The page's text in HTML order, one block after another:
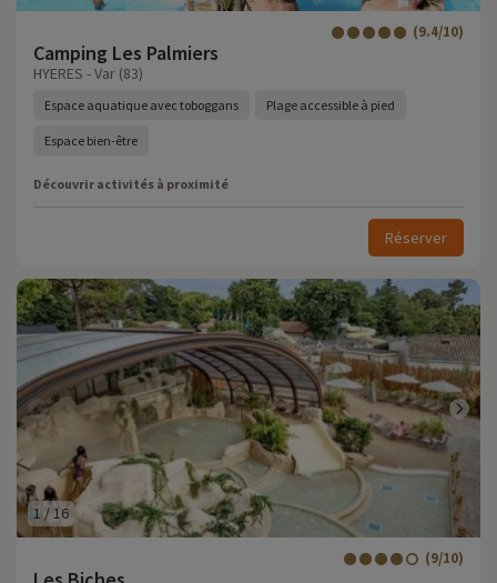
Camping Les Palmiers
(9.4/10)
HYERES - Var (83)
Espace aquatique avec toboggans Plage accessible à pied
Espace bien-être
Découvrir activités à proximité
Réserver
1 /16
(9/10)